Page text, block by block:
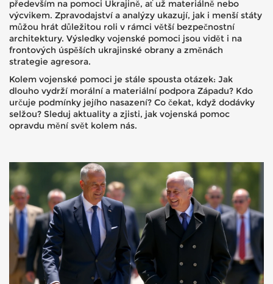
především na pomoci Ukrajině, ať už materiálně nebo
výcvikem. Zpravodajství a analýzy ukazují, jak i menší státy
můžou hrát důležitou roli v rámci větší bezpečnostní
architektury. Výsledky vojenské pomoci jsou vidět i na
frontových úspěších ukrajinské obrany a změnách
strategie agresora.
Kolem vojenské pomoci je stále spousta otázek: Jak
dlouho vydrží morální a materiální podpora Západu? Kdo
určuje podmínky jejího nasazení? Co čekat, když dodávky
selžou? Sleduj aktuality a zjisti, jak vojenská pomoc
opravdu mění svět kolem nás.